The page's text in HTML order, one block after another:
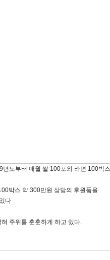
도부터 매월 쌀 100포와 라면 100박
박스 약 300만원 상당의 후원품을
다
주위를 훈훈하게 하고 있다.